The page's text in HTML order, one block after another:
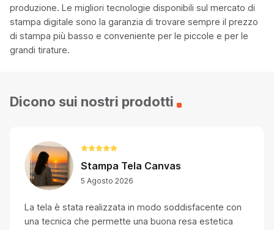
produzione. Le migliori tecnologie disponibili sul mercato di
stampa digitale sono la garanzia di trovare sempre il prezzo
di stampa più basso e conveniente per le piccole e per le
grandi tirature.
Dicono sui nostri prodotti
Stampa Tela Canvas
5 Agosto 2026
La tela è stata realizzata in modo soddisfacente con
una tecnica che permette una buona resa estetica